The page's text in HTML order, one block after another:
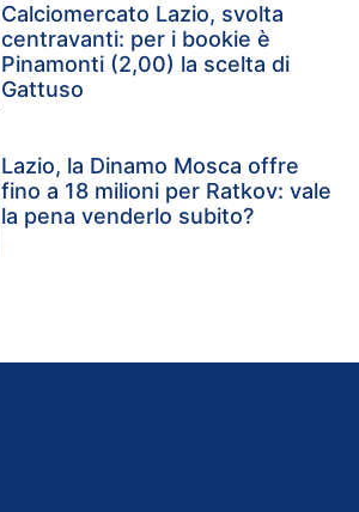
Calciomercato Lazio, svolta
centravanti: per i bookie è
Pinamonti (2,00) la scelta di
Gattuso
Lazio, la Dinamo Mosca offre
fino a 18 milioni per Ratkov: vale
la pena venderlo subito?